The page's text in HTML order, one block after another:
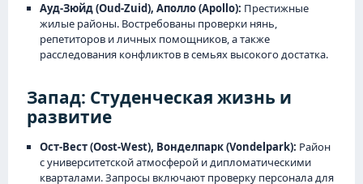
Ауд-Зюйд (Oud-Zuid), Аполло (Apollo): Престижные
жилые районы. Востребованы проверки нянь,
репетиторов и личных помощников, а также
расследования конфликтов в семьях высокого достатка.
Запад: Студенческая жизнь и
развитие
Ост-Вест (Oost-West), Вонделпарк (Vondelpark): Район
с университетской атмосферой и дипломатическими
кварталами. Запросы включают проверку персонала для